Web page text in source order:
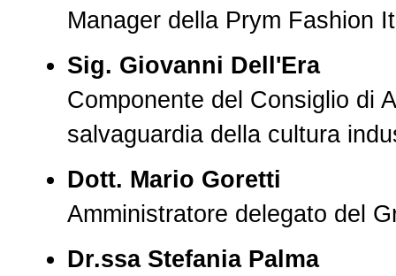
Manager della Prym Fashion
Sig. Giovanni Dell'Era
Componente del Consiglio di
salvaguardia della cultura
Dott. Mario Goretti
Amministratore delegato del
Dr.ssa Stefania Palma